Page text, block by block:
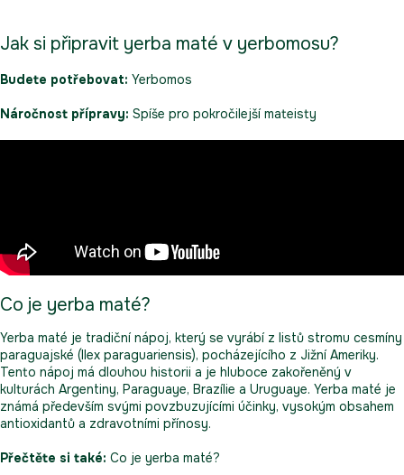
Jak si připravit yerba maté v yerbomosu?
Budete potřebovat: Yerbomos
Náročnost přípravy: Spíše pro pokročilejší mateisty
Co je yerba maté?
Yerba maté je tradiční nápoj, který se vyrábí z listů stromu cesmíny
paraguajské (Ilex paraguariensis), pocházejícího z Jižní Ameriky.
Tento nápoj má dlouhou historii a je hluboce zakořeněný v
kulturách Argentiny, Paraguaye, Brazílie a Uruguaye. Yerba maté je
známá především svými povzbuzujícími účinky, vysokým obsahem
antioxidantů a zdravotními přínosy.
Přečtěte si také: Co je yerba maté?